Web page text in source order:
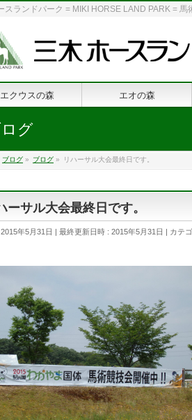
スランドパーク = MIKI HORSE LAND PARK =
エクウスの森 エオの森
グ
ブログ » ブログ » リハーサル大会最終日です。
ーサル大会最終日です。
年5月31日 最終更新日時 : 2015年5月31日 カテ